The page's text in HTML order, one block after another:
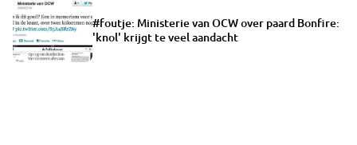
#foutje: Ministerie van OCW over paard Bonfire:
'knol' krijgt te veel aandacht